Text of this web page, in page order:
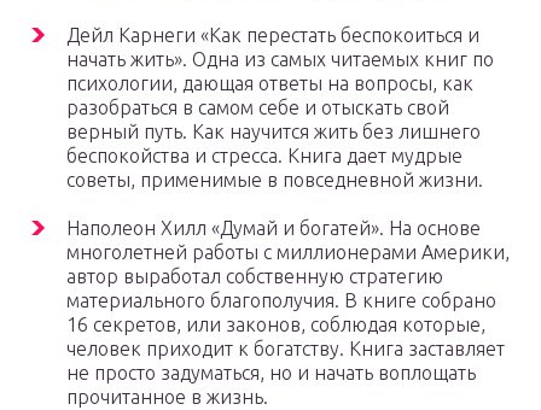
Дейл Карнеги «Как перестать беспокоиться и
начать жить». Одна из самых читаемых книг по
психологии, дающая ответы на вопросы, как
разобраться в самом себе и отыскать свой
верный путь. Как научится жить без лишнего
беспокойства и стресса. Книга дает мудрые
советы, применимые в повседневной жизни.
Наполеон Хилл «Думай и богатей». На основе
многолетней работы с миллионерами Америки,
автор выработал собственную стратегию
материального благополучия. В книге собрано
16 секретов, или законов, соблюдая которые,
человек приходит к богатству. Книга заставляет
не просто задуматься, но и начать воплощать
прочитанное в жизнь.